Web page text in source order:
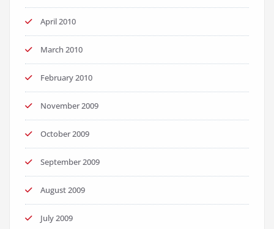
April 2010
March 2010
February 2010
November 2009
October 2009
September 2009
August 2009
July 2009